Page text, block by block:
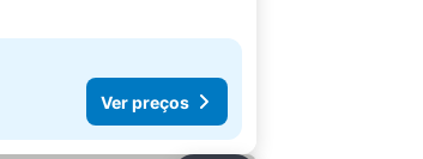
Ver preços